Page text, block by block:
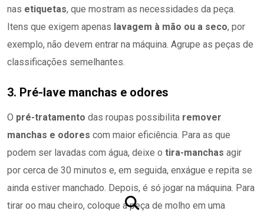
nas etiquetas, que mostram as necessidades da peça.
Itens que exigem apenas lavagem à mão ou a seco, por
exemplo, não devem entrar na máquina. Agrupe as peças de
classificações semelhantes.
3. Pré-lave manchas e odores
O pré-tratamento das roupas possibilita remover
manchas e odores com maior eficiência. Para as que
podem ser lavadas com água, deixe o tira-manchas agir
por cerca de 30 minutos e, em seguida, enxágue e repita se
ainda estiver manchado. Depois, é só jogar na máquina. Para
tirar oo mau cheiro, coloque a peça de molho em uma